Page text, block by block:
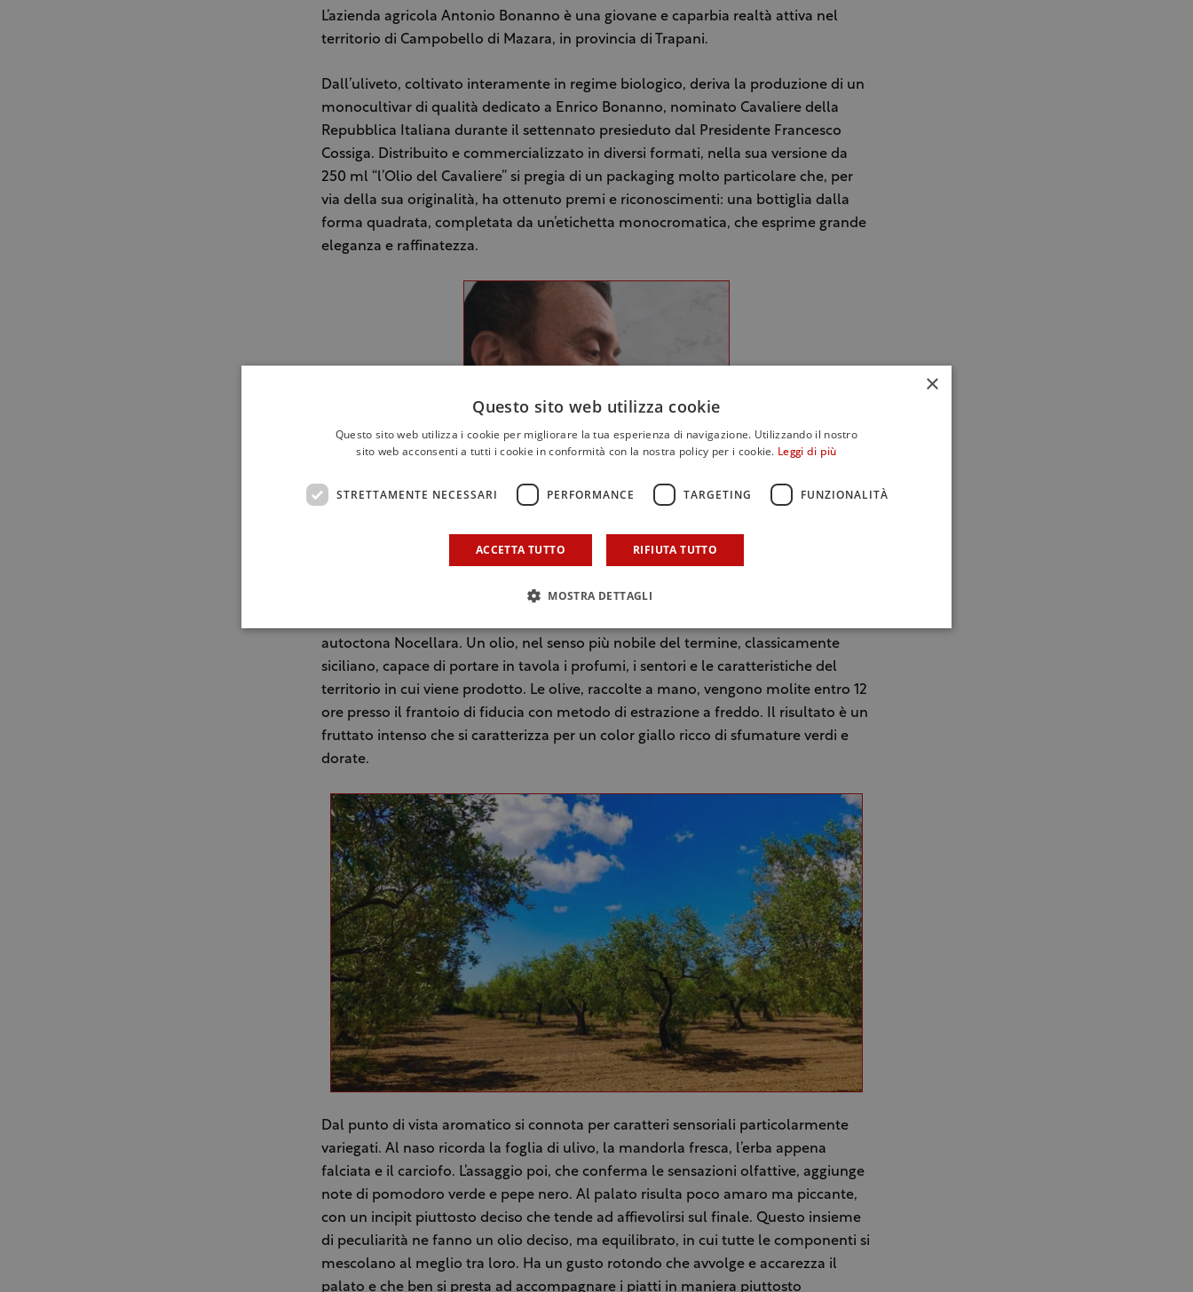
L’azienda agricola Antonio Bonanno è una giovane e caparbia realtà attiva nel
territorio di Campobello di Mazara, in provincia di Trapani.
Dall’uliveto, coltivato interamente in regime biologico, deriva la produzione di un
monocultivar di qualità dedicato a Enrico Bonanno, nominato Cavaliere della
Repubblica Italiana durante il settennato presieduto dal Presidente Francesco
Cossiga. Distribuito e commercializzato in diversi formati, nella sua versione da
250 ml “l’Olio del Cavaliere” si pregia di un packaging molto particolare che, per
via della sua originalità, ha ottenuto premi e riconoscimenti: una bottiglia dalla
forma quadrata, completata da un’etichetta monocromatica, che esprime grande
eleganza e raffinatezza.
autoctona Nocellara. Un olio, nel senso più nobile del termine, classicamente
siciliano, capace di portare in tavola i profumi, i sentori e le caratteristiche del
territorio in cui viene prodotto. Le olive, raccolte a mano, vengono molite entro 12
ore presso il frantoio di fiducia con metodo di estrazione a freddo. Il risultato è un
fruttato intenso che si caratterizza per un color giallo ricco di sfumature verdi e
dorate.
Dal punto di vista aromatico si connota per caratteri sensoriali particolarmente
variegati. Al naso ricorda la foglia di ulivo, la mandorla fresca, l’erba appena
falciata e il carciofo. L’assaggio poi, che conferma le sensazioni olfattive, aggiunge
note di pomodoro verde e pepe nero. Al palato risulta poco amaro ma piccante,
con un incipit piuttosto deciso che tende ad affievolirsi sul finale. Questo insieme
di peculiarità ne fanno un olio deciso, ma equilibrato, in cui tutte le componenti si
mescolano al meglio tra loro. Ha un gusto rotondo che avvolge e accarezza il
palato e che ben si presta ad accompagnare i piatti in maniera piuttosto
×
Questo sito web utilizza cookie
Questo sito web utilizza i cookie per migliorare la tua esperienza di navigazione. Utilizzando il nostro
sito web acconsenti a tutti i cookie in conformità con la nostra policy per i cookie. Leggi di più
STRETTAMENTE NECESSARI PERFORMANCE TARGETING FUNZIONALITÀ
ACCETTA TUTTO RIFIUTA TUTTO
MOSTRA DETTAGLI